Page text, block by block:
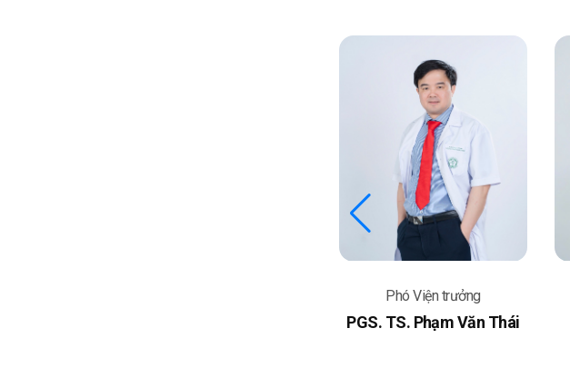
Phó Viện trưởng
PGS. TS. Phạm Văn Thái